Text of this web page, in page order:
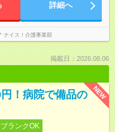
詳細へ
ナイス！介護事業部
掲載日：2026.08.06
NEW
！病院で備品の
ブランクOK